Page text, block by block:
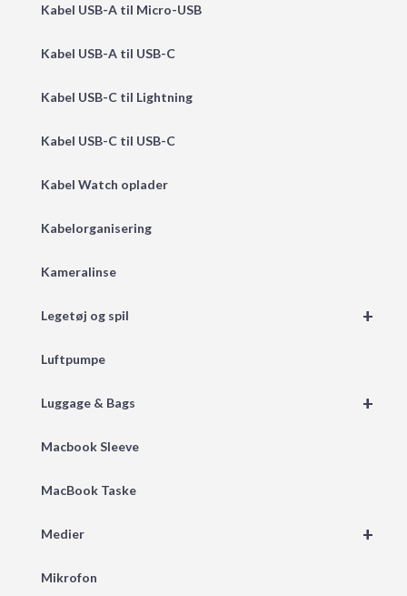
Kabel USB-A til Micro-USB
Kabel USB-A til USB-C
Kabel USB-C til Lightning
Kabel USB-C til USB-C
Kabel Watch oplader
Kabelorganisering
Kameralinse
+
Legetøj og spil
Luftpumpe
+
Luggage & Bags
Macbook Sleeve
MacBook Taske
+
Medier
Mikrofon